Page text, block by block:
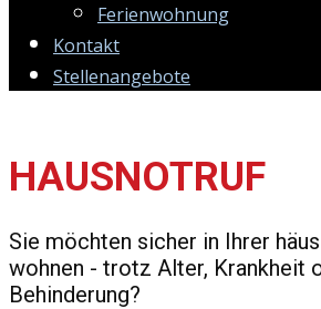
Ferienwohnung
Kontakt
Stellenangebote
HAUSNOTRUF
Sie möchten sicher in Ihrer
wohnen - trotz Alter, Krankheit
Behinderung?